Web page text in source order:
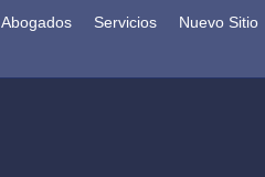
Abogados Servicios Nuevo Sitio